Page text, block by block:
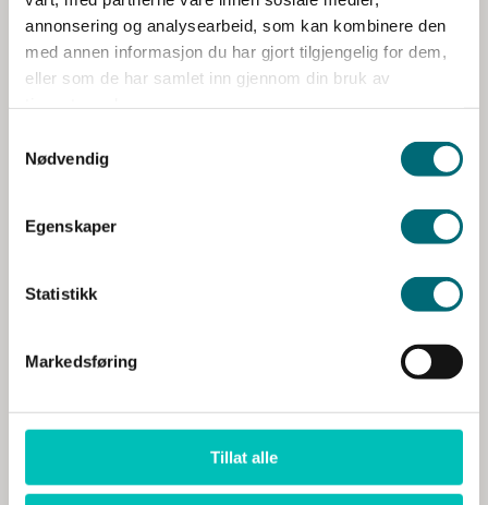
annonsering og analysearbeid, som kan kombinere den
med annen informasjon du har gjort tilgjengelig for dem,
eller som de har samlet inn gjennom din bruk av
Nødvendig
Egenskaper
Statistikk
Markedsføring
Tillat alle
Hele Norge øver i 2026
Les mer her